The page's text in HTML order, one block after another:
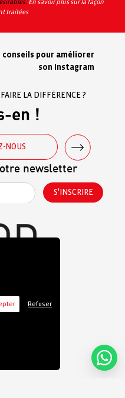
En savoir plus sur la façon
traitées.
conseils pour améliorer
son Instagram
LA DIFFÉRENCE ?
en !
NOUS
newsletter
Refuser